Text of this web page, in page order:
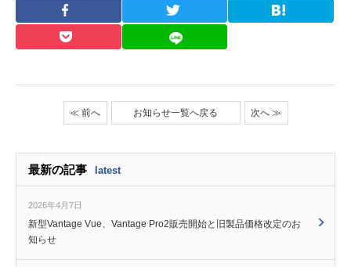
≪ 前へ お知らせ一覧へ戻る 次へ ≫
最新の記事 latest
2026年4月7日
新型Vantage Vue、Vantage Pro2販売開始と旧製品価格改定のお
知らせ